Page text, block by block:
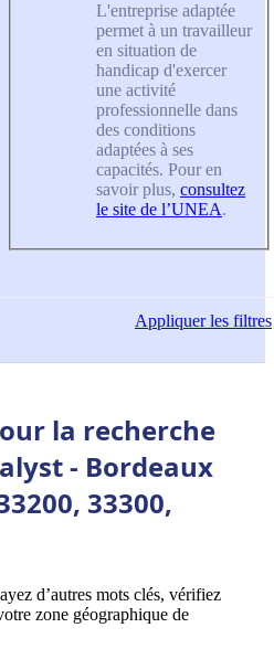
L'entreprise adaptée
permet à un travailleur
en situation de
handicap d'exercer
une activité
professionnelle dans
des conditions
adaptées à ses
capacités. Pour en
savoir plus, consultez
le site de l’UNEA.
Appliquerles filtres
la recherche
- Bordeaux
33300,
d’autres mots clés, vérifiez
zone géographique de